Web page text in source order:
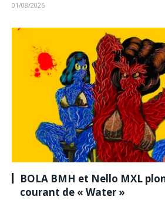
01/08/2026
BOLA BMH et Nello MXL
courant de « Water »